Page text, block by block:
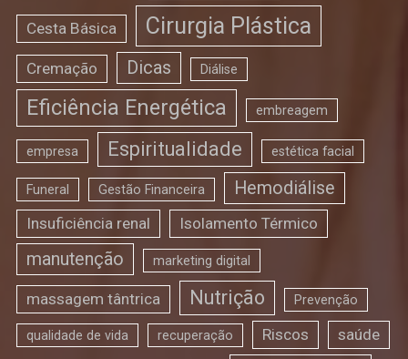
Cesta Básica Cirurgia Plástica
Cremação Dicas Diálise
Eficiência Energética embreagem
empresa Espiritualidade estética facial
Funeral Gestão Financeira Hemodiálise
Insuficiência renal Isolamento Térmico
manutenção marketing digital
massagem tântrica Nutrição Prevenção
qualidade de vida recuperação Riscos saúde